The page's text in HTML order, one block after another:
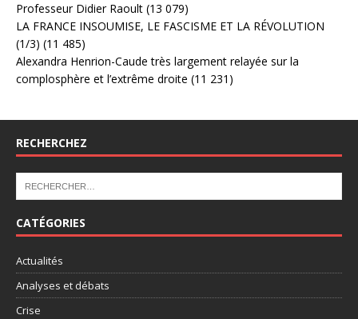
Professeur Didier Raoult (13 079)
LA FRANCE INSOUMISE, LE FASCISME ET LA RÉVOLUTION
(1/3) (11 485)
Alexandra Henrion-Caude très largement relayée sur la
complosphère et l’extrême droite (11 231)
RECHERCHEZ
CATÉGORIES
Actualités
Analyses et débats
Crise